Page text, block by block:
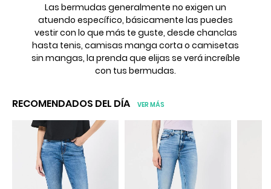
Las bermudas generalmente no exigen un
atuendo específico, básicamente las puedes
vestir con lo que más te guste, desde chanclas
hasta tenis, camisas manga corta o camisetas
sin mangas, la prenda que elijas se verá increíble
con tus bermudas.
RECOMENDADOS DEL DÍA VER MÁS